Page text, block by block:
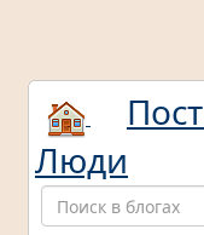
Люди